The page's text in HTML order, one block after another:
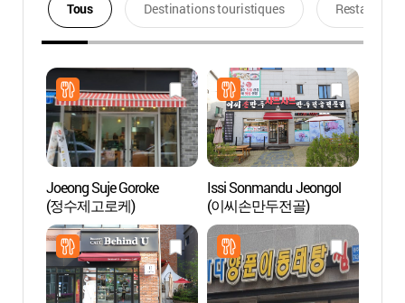
Tous Destinations touristiques Restaurants
Joeong Suje Goroke
(정수제고로케)
Issi Sonmandu Jeongol
(이씨손만두전골)